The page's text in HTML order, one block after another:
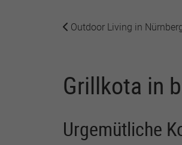
Laufzeit 1 Jahr
Zweck
anderem eine zufällig
generierte ID, für die
falls der Webseiten-
Outdoor Living in
Grillkota in
Urgemütliche